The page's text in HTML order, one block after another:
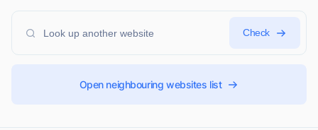
Check
Open neighbouring websites list